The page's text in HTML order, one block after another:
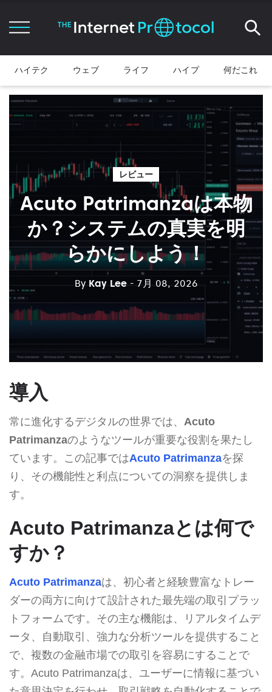
ハイテク ウェブ ライフ ハイプ 何だこれ
レビュー
Acuto Patrimanzaは本物
か？システムの真実を明
らかにしよう！
By Kay Lee - 7月 08, 2026
導入
常に進化するデジタルの世界では、 Acuto
Patrimanzaのようなツールが重要な役割を果たし
ています。この記事ではAcuto Patrimanzaを探
り、その機能性と利点についての洞察を提供しま
す。
Acuto Patrimanzaとは何で
すか？
Acuto Patrimanzaは、初心者と経験豊富なトレー
ダーの両方に向けて設計された最先端の取引プラッ
トフォームです。その主な機能は、リアルタイムデ
ータ、自動取引、強力な分析ツールを提供すること
で、複数の金融市場での取引を容易にすることで
す。Acuto Patrimanzaは、ユーザーに情報に基づい